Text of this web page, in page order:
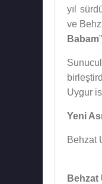
yıl
ve
Babam
Uygur
Yeni
Behzat
Behzat